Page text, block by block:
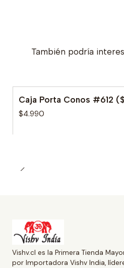
También podría
Caja Porta Conos #612
$4.990
Vishv.cl es la Primera Tienda
por Importadora Vishv India,